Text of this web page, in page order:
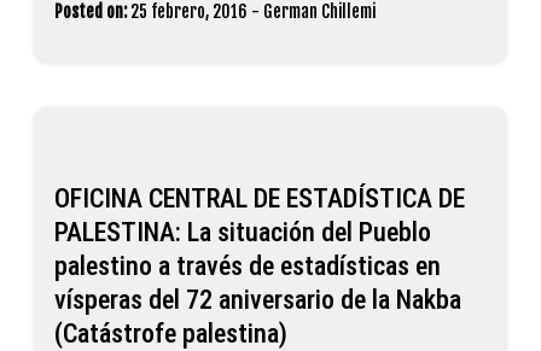
Posted on: 25 febrero, 2016 - German Chillemi
OFICINA CENTRAL DE ESTADÍSTICA DE
PALESTINA: La situación del Pueblo
palestino a través de estadísticas en
vísperas del 72 aniversario de la Nakba
(Catástrofe palestina)